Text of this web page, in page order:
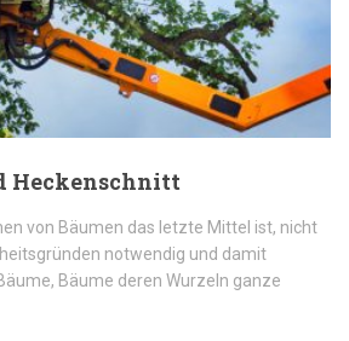
Heckenschnitt
von Bäumen das letzte Mittel ist, nicht
notwendig und damit
Bäume deren Wurzeln ganze